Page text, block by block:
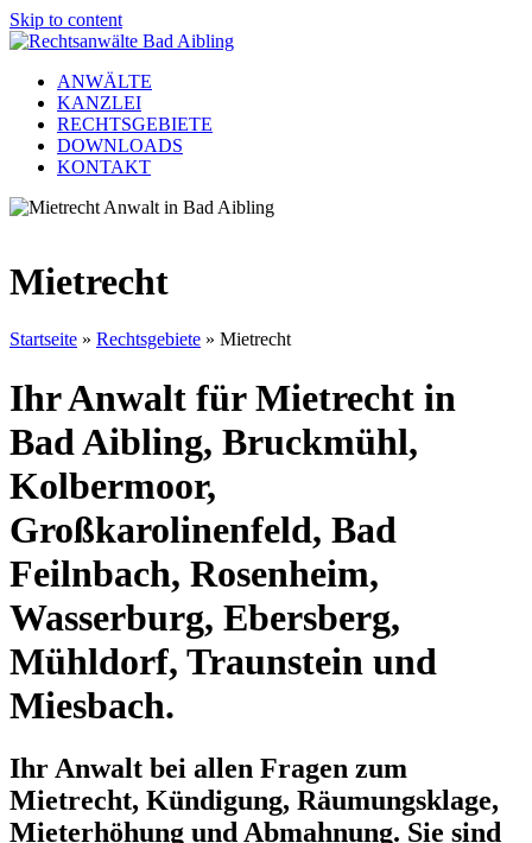
Skip to content
ANWÄLTE
KANZLEI
RECHTSGEBIETE
DOWNLOADS
KONTAKT
Open
Close
Mietrecht
Startseite » Rechtsgebiete » Mietrecht
Ihr Anwalt für Mietrecht in
Bad Aibling, Bruckmühl,
Kolbermoor,
Großkarolinenfeld, Bad
Feilnbach, Rosenheim,
Wasserburg, Ebersberg,
Mühldorf, Traunstein und
Miesbach.
Ihr Anwalt bei allen Fragen zum
Mietrecht, Kündigung, Räumungsklage,
Mieterhöhung und Abmahnung. Sie sind